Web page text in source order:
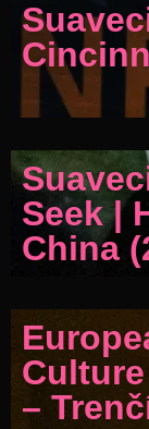
Seek |
China
–